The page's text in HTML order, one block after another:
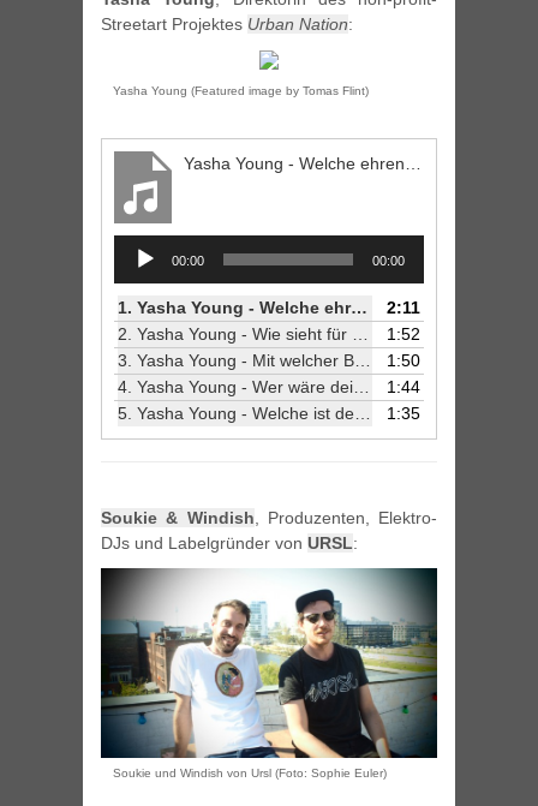
Streetart Projektes Urban Nation:
Yasha Young (Featured image by Tomas Flint)
Audio
Player
00:00 00:00
1. Yasha Young - Welche ehrenamtlichen Institutionen sollte man unbedingt unterstützen?
2:11
2. Yasha Young - Wie sieht für dich ein perfektes Wochenende aus?
1:52
3. Yasha Young - Mit welcher Berlinerin / welchem Berliner würdest du gerne mal um die Häuser ziehen?
1:50
4. Yasha Young - Wer wäre dein Headliner bei deinem eigenen Festival?
1:44
5. Yasha Young - Welche ist deine Lieblings-Ubahn-Linie und warum? 1:35
Soukie & Windish , Produzenten, Elektro-
DJs und Labelgründer von URSL:
Soukie und Windish von Ursl (Foto: Sophie Euler)